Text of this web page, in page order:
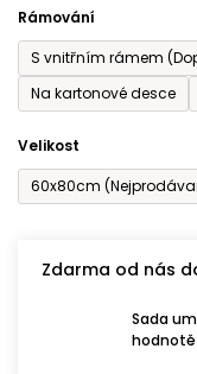
Rámování
S vnitřním rámem
Na kartonové desce
Velikost
60x80cm
Zdarma od nás
Sada
hodnotě
5
hvězdiček.